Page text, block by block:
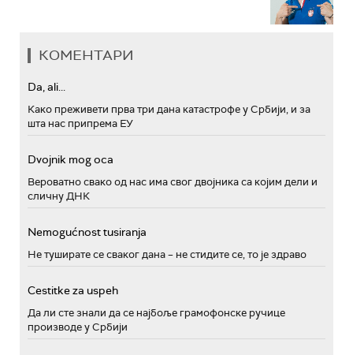
КОМЕНТАРИ
Da, ali...
Како преживети прва три дана катастрофе у Србији, и за
шта нас припрема ЕУ
Dvojnik mog oca
Вероватно свако од нас има свог двојника са којим дели и
сличну ДНК
Nemogućnost tusiranja
Не туширате се сваког дана – не стидите се, то је здраво
Cestitke za uspeh
Да ли сте знали да се најбоље грамофонске ручице
производе у Србији